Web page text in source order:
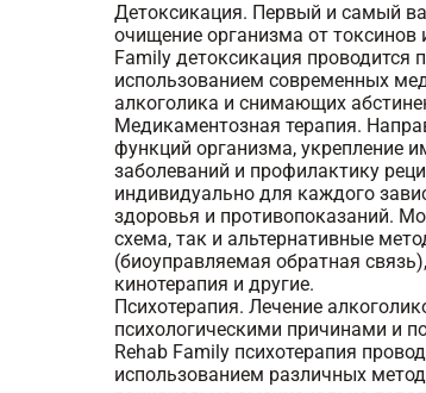
Детоксикация. Первый и самый
очищение организма от токсинов
Family детоксикация проводится
использованием современных
алкоголика и снимающих
Медикаментозная терапия.
функций организма, укрепление
заболеваний и профилактику
индивидуально для каждого
здоровья и противопоказаний.
схема, так и альтернативные
(биоуправляемая обратная
кинотерапия и другие.
Психотерапия. Лечение
психологическими причинами и
Rehab Family психотерапия
использованием различных